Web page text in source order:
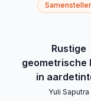
Rustige
geometrische
in
Yuli Saputra